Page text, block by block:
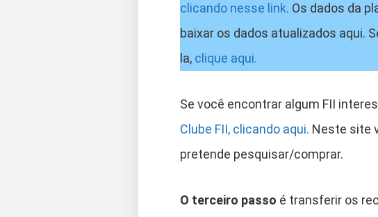
clicando nesse link. Os dados da
baixar os dados atualizados aqui.
la, clique aqui.
Se você encontrar algum FII
Clube FII, clicando aqui. Neste site
pretende pesquisar/comprar.
O terceiro passo é transferir os